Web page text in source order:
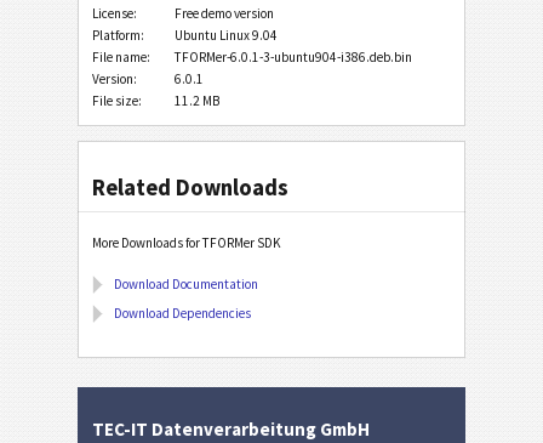
License:
Free demo version
Platform:
Ubuntu Linux 9.04
File name:
TFORMer-6.0.1-3-ubuntu904-i386.deb.bin
Version:
6.0.1
File size:
11.2 MB
Related Downloads
More Downloads for TFORMer SDK
Download Documentation
Download Dependencies
TEC-IT Datenverarbeitung GmbH